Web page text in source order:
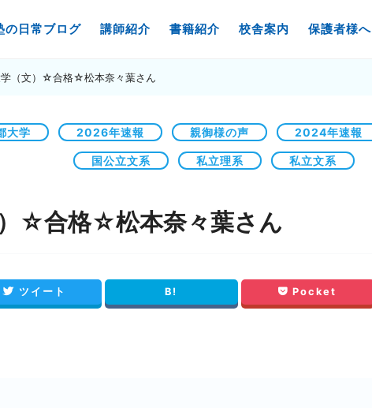
の日常ブログ 講師紹介 書籍紹介 校舎案内 保護者様へ
学（文）☆合格☆松本奈々葉さん
大学 2026年速報 親御様の声 2024年速報
国公立文系 私立理系 私立文系
☆合格☆松本奈々葉さん
ツイート B! Pocket